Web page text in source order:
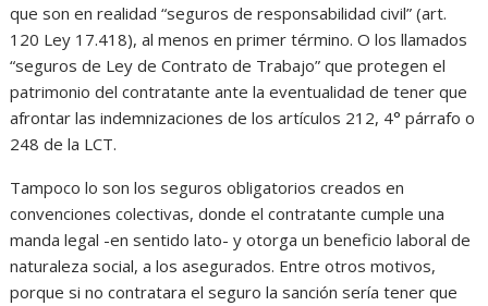
que son en realidad “seguros de responsabilidad civil” (art.
120 Ley 17.418), al menos en primer término. O los llamados
“seguros de Ley de Contrato de Trabajo” que protegen el
patrimonio del contratante ante la eventualidad de tener que
afrontar las indemnizaciones de los artículos 212, 4° párrafo o
248 de la LCT.
Tampoco lo son los seguros obligatorios creados en
convenciones colectivas, donde el contratante cumple una
manda legal -en sentido lato- y otorga un beneficio laboral de
naturaleza social, a los asegurados. Entre otros motivos,
porque si no contratara el seguro la sanción sería tener que